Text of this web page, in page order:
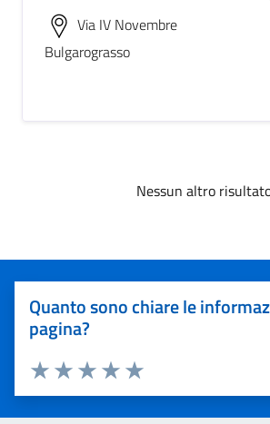
Via IV Novembre
Bulgarograsso
Nessun altro
Quanto sono chiare le
pagina?
Valuta 5 stelle su 5
Valuta 4 stelle su 5
Valuta 3 stelle su 5
Valuta 2 stelle su 5
Valuta 1 stelle su 5